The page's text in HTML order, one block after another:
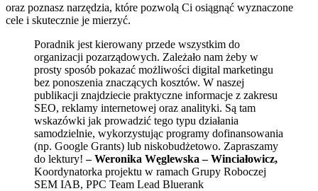
oraz poznasz narzędzia, które pozwolą Ci osiągnąć wyznaczone
cele i skutecznie je mierzyć.
Poradnik jest kierowany przede wszystkim do
organizacji pozarządowych. Zależało nam żeby w
prosty sposób pokazać możliwości digital marketingu
bez ponoszenia znaczących kosztów. W naszej
publikacji znajdziecie praktyczne informacje z zakresu
SEO, reklamy internetowej oraz analityki. Są tam
wskazówki jak prowadzić tego typu działania
samodzielnie, wykorzystując programy dofinansowania
(np. Google Grants) lub niskobudżetowo. Zapraszamy
do lektury!– Weronika Węglewska – Winciałowicz,
Koordynatorka projektu w ramach Grupy Roboczej
SEM IAB, PPC Team Lead Bluerank